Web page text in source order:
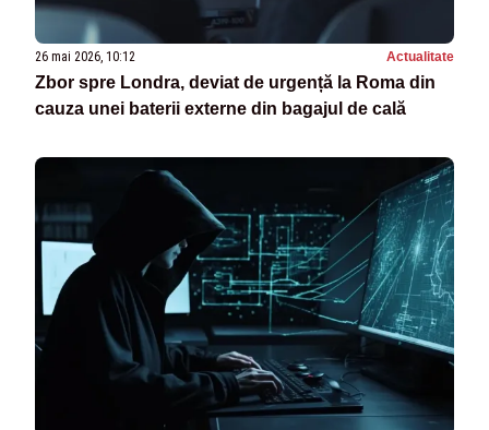
26 mai 2026, 10:12 Actualitate
Zbor spre Londra, deviat de urgență la Roma din
cauza unei baterii externe din bagajul de cală